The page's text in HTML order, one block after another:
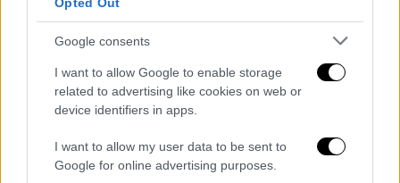
Google consents
I want to allow Google to enable storage
related to advertising like cookies on web or
device identifiers in apps.
I want to allow my user data to be sent to
Google for online advertising purposes.
να τρέχει στο δρόμο και μαχαίρωσε όλους
όσους βρίσκονταν μπροστά του.
Παράλληλα, αποκαλύφθηκε το σχέδιο
επίθεσης και το μανιφέστο του δράστη. Στα
γραπτά του επιτιθέμενου υπήρχαν φράσεις
που «φωτογράφιζαν» την επίθεση του